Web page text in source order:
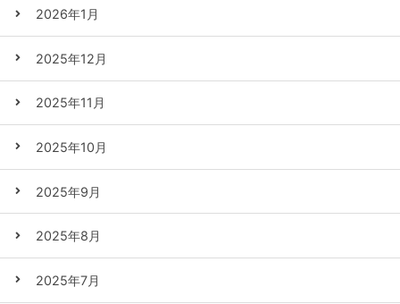
2026年1月
2025年12月
2025年11月
2025年10月
2025年9月
2025年8月
2025年7月